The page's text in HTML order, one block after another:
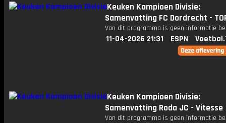
Keuken Kampioen Divisie:
Samenvatting FC Dordrecht -
Van dit programma is geen informatie
11-04-2026 21:31 ESPN
Keuken Kampioen Divisie:
Samenvatting Roda JC - Vitesse
Van dit programma is geen informatie